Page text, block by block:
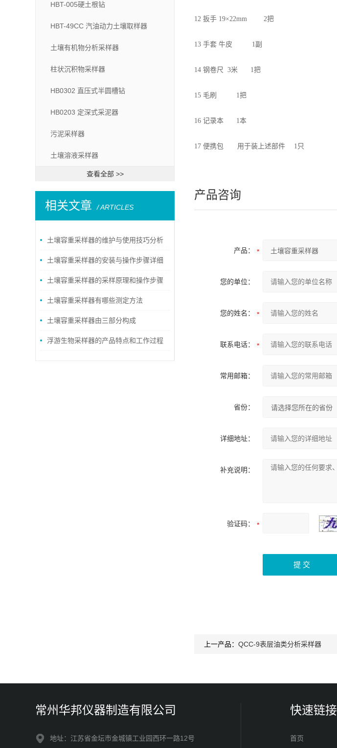
HBT-005硬土根钻
HBT-49CC 汽油动力土壤取样器
土壤有机物分析采样器
柱状沉积物采样器
HB0302 直压式半圆槽钻
HB0203 定深式采泥器
污泥采样器
土壤溶液采样器
查看全部 >>
相关文章 / ARTICLES
土壤容重采样器的维护与使用技巧分析
土壤容重采样器的安装与操作步骤详细
介绍土壤容重采样器的采样原理和操作步骤
说明土壤容重采样器有哪些测定方法
土壤容重采样器由三部分构成
浮游生物采样器的产品特点和工作过程
12 扳手 19×22mm 2把
13 手套 牛皮 1副
14 钢卷尺 3米 1把
15 毛刷 1把
16 记录本 1本
17 便携包 用于装上述部件 1只
产品咨询
产品：
您的单位：
您的姓名：
联系电话：
常用邮箱：
省份：
详细地址：
补充说明：
验证码：
上一产品： QCC-9表层油类分析采样器
常州华邦仪器制造有限公司
地址：江苏省金坛市金城镇工业园西环一路12号
快速链接
首页